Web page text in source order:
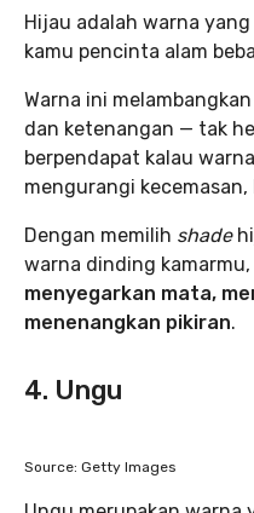
Hijau adalah warna
kamu pencinta alam
Warna ini
dan ketenangan — tak
berpendapat kalau
mengurangi kecemasan,
Dengan memilih shade
warna dinding
menyegarkan mata,
menenangkan pikiran.
4. Ungu
Source: Getty Images